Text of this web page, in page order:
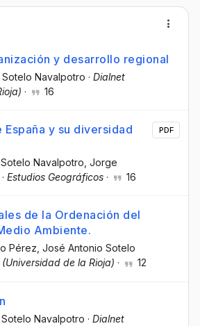
y desarrollo regional
Navalpotro · Dialnet
· 16
España y su diversidad
Navalpotro , Jorge
· Estudios Geográficos · 16
PDF
de la Ordenación del
Ambiente.
Pérez , José Antonio Sotelo
de la Rioja) · 12
Navalpotro · Dialnet